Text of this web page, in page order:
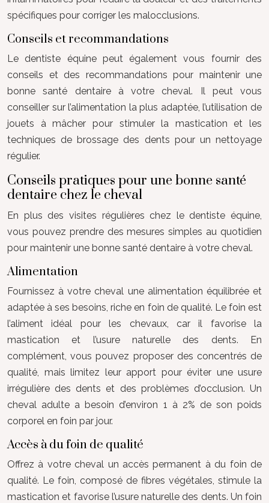
spécifiques pour corriger les malocclusions.
Conseils et recommandations
Le dentiste équine peut également vous fournir des
conseils et des recommandations pour maintenir une
bonne santé dentaire à votre cheval. Il peut vous
conseiller sur l’alimentation la plus adaptée, l’utilisation de
jouets à mâcher pour stimuler la mastication et les
techniques de brossage des dents pour un nettoyage
régulier.
Conseils pratiques pour une bonne santé
dentaire chez le cheval
En plus des visites régulières chez le dentiste équine,
vous pouvez prendre des mesures simples au quotidien
pour maintenir une bonne santé dentaire à votre cheval.
Alimentation
Fournissez à votre cheval une alimentation équilibrée et
adaptée à ses besoins, riche en foin de qualité. Le foin est
l’aliment idéal pour les chevaux, car il favorise la
mastication et l’usure naturelle des dents. En
complément, vous pouvez proposer des concentrés de
qualité, mais limitez leur apport pour éviter une usure
irrégulière des dents et des problèmes d’occlusion. Un
cheval adulte a besoin d’environ 1 à 2% de son poids
corporel en foin par jour.
Accès à du foin de qualité
Offrez à votre cheval un accès permanent à du foin de
qualité. Le foin, composé de fibres végétales, stimule la
mastication et favorise l’usure naturelle des dents. Un foin